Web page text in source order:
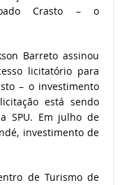
Crasto – o
Barreto assinou
licitatório para
– o investimento
está sendo
SPU. Em julho de
investimento de
de Turismo de